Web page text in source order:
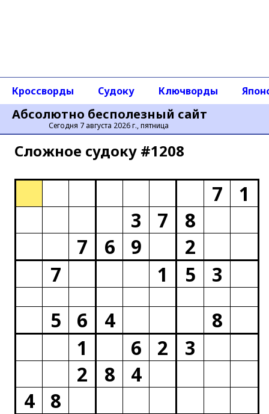
Абсолютно бесполезный сайт
Сегодня 7 августа 2026 г., пятница
Кроссворды Судоку Ключворды
Сложное cудоку #1208
7
1
3
7
8
7
6 9
2
7
1 5
3
5
6 4
8
1
6 2
3
2
8
4
4
8